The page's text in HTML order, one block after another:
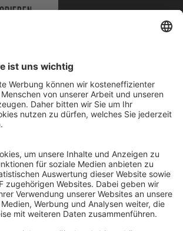
steuerlich geltend gemacht werden
WWF Deutschland, Senatsverwaltung für
3416/976/2
DE 114236103